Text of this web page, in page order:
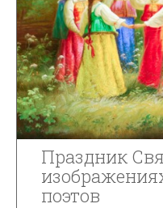
Праздник
поэтов